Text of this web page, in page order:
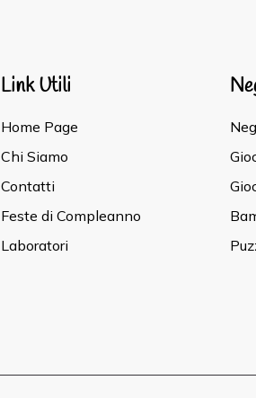
Link Utili
Home Page
Chi Siamo
Contatti
Feste di Compleanno
Laboratori